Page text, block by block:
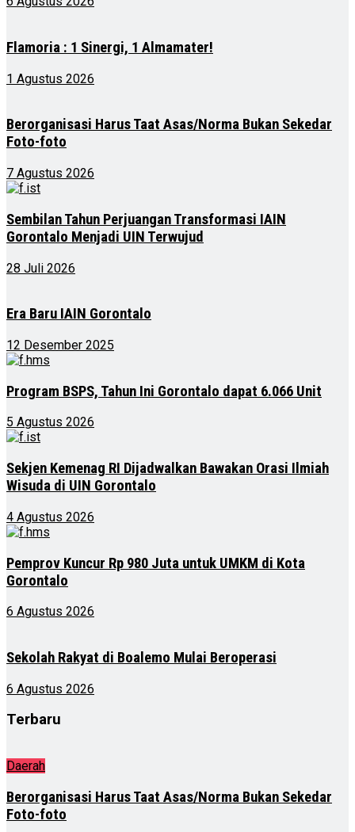
Flamoria : 1 Sinergi, 1 Almamater!
1 Agustus 2026
Berorganisasi Harus Taat Asas/Norma Bukan Sekedar
Foto-foto
7 Agustus 2026
Sembilan Tahun Perjuangan Transformasi IAIN
Gorontalo Menjadi UIN Terwujud
28 Juli 2026
Era Baru IAIN Gorontalo
12 Desember 2025
Program BSPS, Tahun Ini Gorontalo dapat 6.066 Unit
5 Agustus 2026
Sekjen Kemenag RI Dijadwalkan Bawakan Orasi Ilmiah
Wisuda di UIN Gorontalo
4 Agustus 2026
Pemprov Kuncur Rp 980 Juta untuk UMKM di Kota
Gorontalo
6 Agustus 2026
Sekolah Rakyat di Boalemo Mulai Beroperasi
6 Agustus 2026
Terbaru
Daerah
Berorganisasi Harus Taat Asas/Norma Bukan Sekedar
Foto-foto